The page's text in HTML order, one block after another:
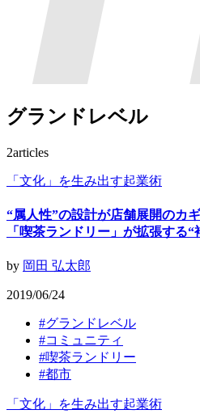
グランドレベル
2articles
「文化」を生み出す起業術
“属人性”の設計が店舗展開のカ
「喫茶ランドリー」が拡張する
by 岡田 弘太郎
2019/06/24
#グランドレベル
#コミュニティ
#喫茶ランドリー
#都市
「文化」を生み出す起業術